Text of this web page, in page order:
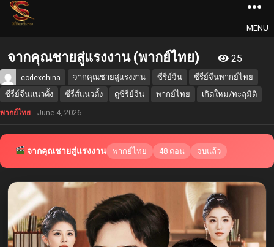
MENU
จากคุณชายสู่แรงงาน (พากย์ไทย) 25
codexchina จากคุณชายสู่แรงงาน ซีรี่ย์จีน
ซีรี่ย์จีนพากย์ไทย
ซีรี่ย์จีนแนวตั้ง
ซีรี่ส์แนวตั้ง ดูซีรี่ย์จีน พากย์ไทย เกิดใหม่/ทะลุมิติ
พากย์ไทย June 4, 2026
จากคุณชายสู่แรงงาน พากย์ไทย 48 ตอน จบแล้ว